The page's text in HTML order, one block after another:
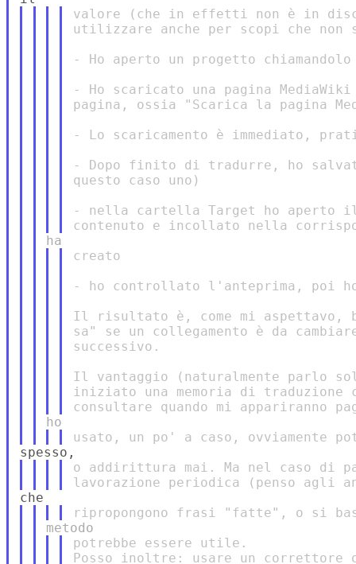
valore (che in effetti non è in
utilizzare anche per scopi che
- Ho aperto un progetto
- Ho scaricato una pagina
pagina, ossia "Scarica la pagina
- Lo scaricamento è immediato,
- Dopo finito di tradurre, ho
questo caso uno)
- nella cartella Target ho
creato
- ho controllato l'anteprima, poi
Il risultato è, come mi aspettavo,
sa" se un collegamento è da
successivo.
Il vantaggio (naturalmente parlo
iniziato una memoria di traduzione
o addirittura mai. Ma nel caso di
potrebbe essere utile.